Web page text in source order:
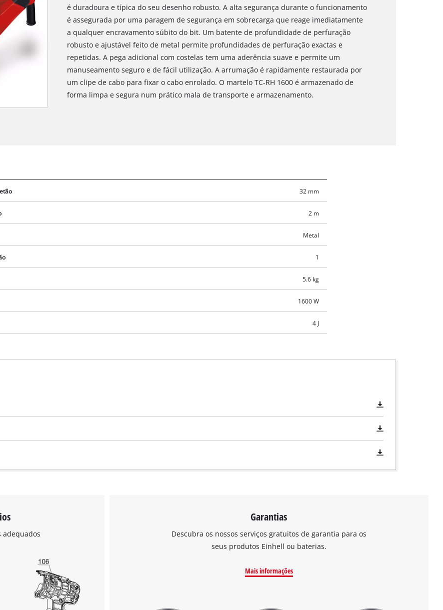
Management Platform
é duradoura e típica do seu desenho robusto. A alta segurança durante o funcionamento
é assegurada por uma paragem de segurança em sobrecarga que reage imediatamente
a qualquer encravamento súbito do bit. Um batente de profundidade de perfuração
robusto e ajustável feito de metal permite profundidades de perfuração exactas e
repetidas. A pega adicional com costelas tem uma aderência suave e permite um
manuseamento seguro e de fácil utilização. A arrumação é rapidamente restaurada por
um clipe de cabo para fixar o cabo enrolado. O martelo TC-RH 1600 é armazenado de
forma limpa e segura num prático mala de transporte e armazenamento.
32 mm
2 m
Metal
1
5.6 kg
1600 W
4 J
adequados
Garantias
Descubra os nossos serviços gratuitos de garantia para os
seus produtos Einhell ou baterias.
Mais informações